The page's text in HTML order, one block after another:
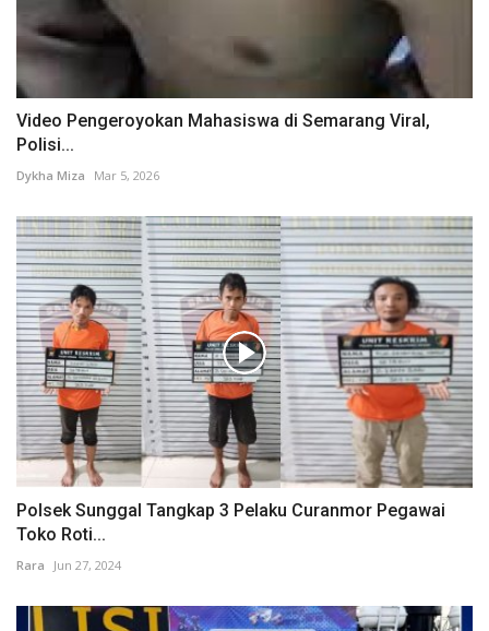
Video Pengeroyokan Mahasiswa di Semarang Viral,
Polisi...
Dykha Miza Mar 5, 2026
Polsek Sunggal Tangkap 3 Pelaku Curanmor Pegawai
Toko Roti...
Rara Jun 27, 2024